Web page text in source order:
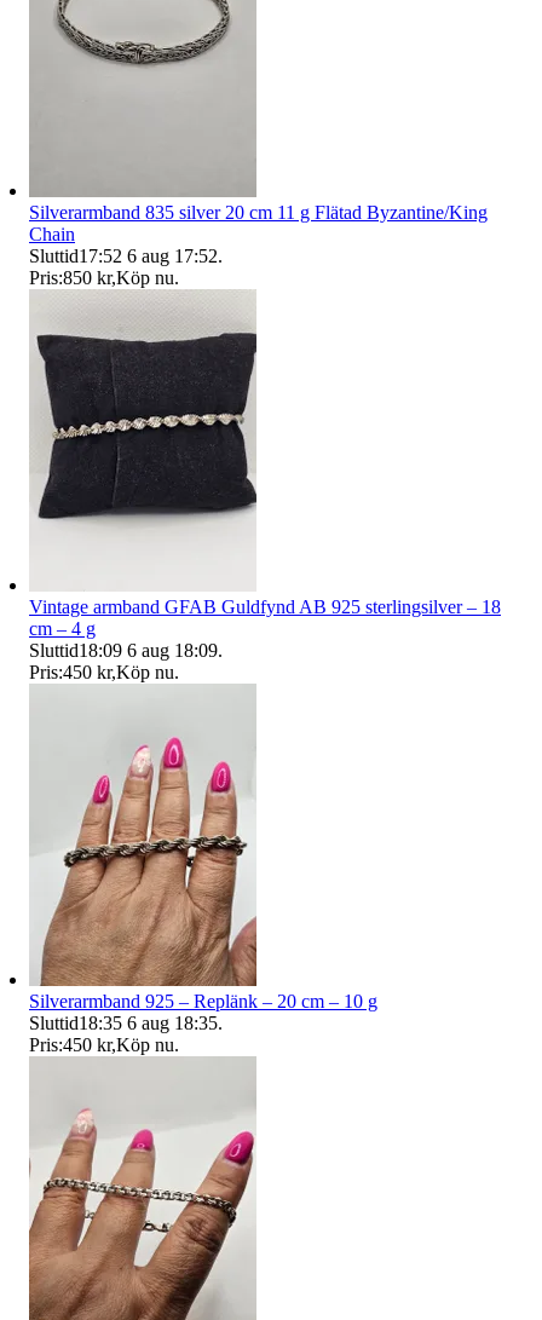
Silverarmband 835 silver 20 cm 11 g Flätad Byzantine/King
Chain
Sluttid17:52 6 aug 17:52.
Pris:850 kr,Köp nu.
Vintage armband GFAB Guldfynd AB 925 sterlingsilver – 18
cm – 4 g
Sluttid18:09 6 aug 18:09.
Pris:450 kr,Köp nu.
Silverarmband 925 – Replänk – 20 cm – 10 g
Sluttid18:35 6 aug 18:35.
Pris:450 kr,Köp nu.